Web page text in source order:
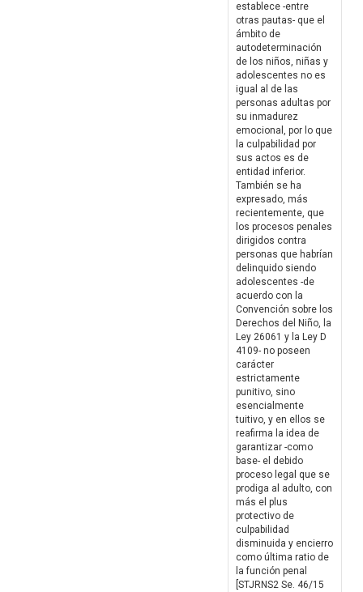
establece -entre
otras pautas- que el
ámbito de
autodeterminación
de los niños, niñas y
adolescentes no es
igual al de las
personas adultas por
su inmadurez
emocional, por lo que
la culpabilidad por
sus actos es de
entidad inferior.
También se ha
expresado, más
recientemente, que
los procesos penales
dirigidos contra
personas que habrían
delinquido siendo
adolescentes -de
acuerdo con la
Convención sobre los
Derechos del Niño, la
Ley 26061 y la Ley D
4109- no poseen
carácter
estrictamente
punitivo, sino
esencialmente
tuitivo, y en ellos se
reafirma la idea de
garantizar -como
base- el debido
proceso legal que se
prodiga al adulto, con
más el plus
protectivo de
culpabilidad
disminuida y encierro
como última ratio de
la función penal
[STJRNS2 Se. 46/15